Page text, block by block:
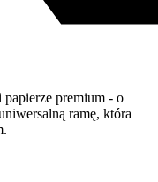
premium - o
ramę, która